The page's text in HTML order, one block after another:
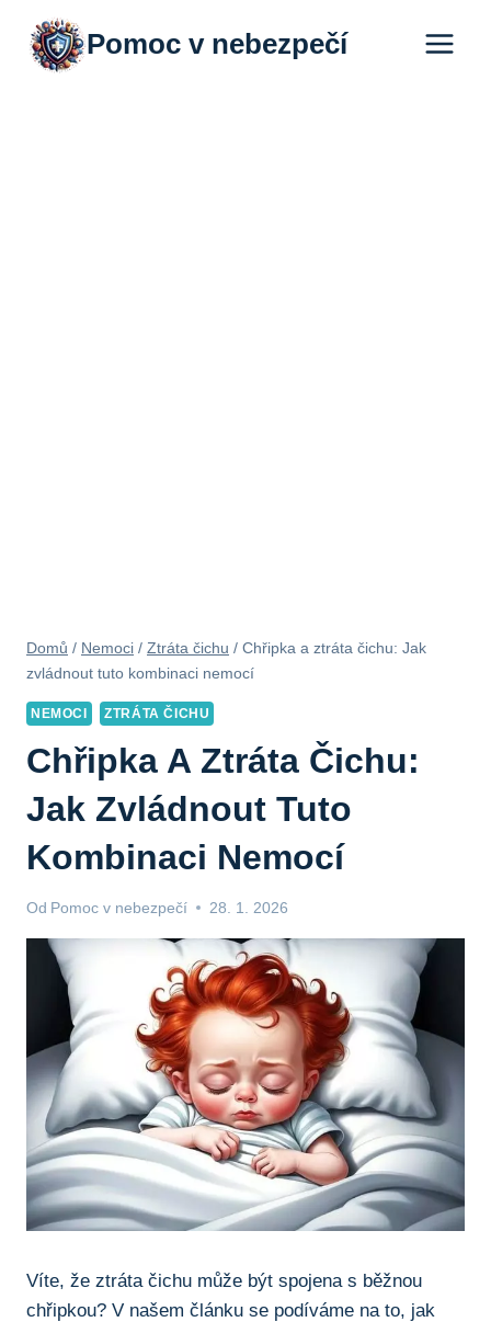
Přeskočit
obsah
Pomoc v nebezpečí
Domů / Nemoci / Ztráta čichu / Chřipka a ztráta čichu: Jak
zvládnout tuto kombinaci nemocí
NEMOCI ZTRÁTA ČICHU
Chřipka A Ztráta Čichu:
Jak Zvládnout Tuto
Kombinaci Nemocí
Od Pomoc v nebezpečí 28. 1. 2026
Víte, že ztráta čichu ‍může být ⁣spojena s běžnou
chřipkou? V našem článku se podíváme⁤ na to, ‍jak